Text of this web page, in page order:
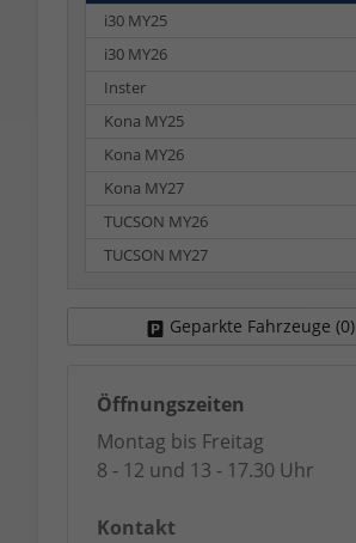
i30 MY25
i30 MY26
Inster
Kona MY25
Kona MY26
Kona MY27
TUCSON MY26
TUCSON MY27
Geparkte Fahrzeuge (0)
Öffnungszeiten
Montag bis Freitag
8 - 12 und 13 - 17.30 Uhr
Kontakt